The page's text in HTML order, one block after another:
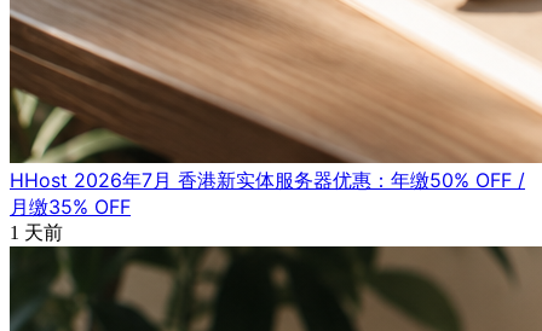
HHost 2026年7月 香港新实体服务器优惠：年缴50% OFF /
月缴35% OFF
1 天前